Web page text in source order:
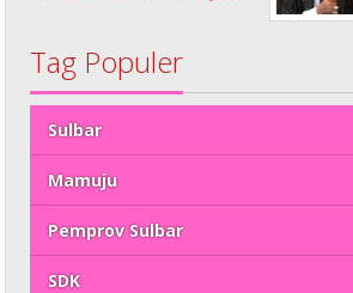
Tag Populer
Sulbar
Mamuju
Pemprov Sulbar
SDK